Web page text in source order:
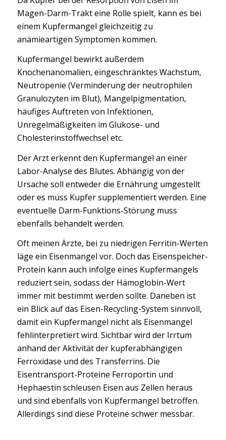
Magen-Darm-Trakt eine Rolle spielt, kann es bei
einem Kupfermangel gleichzeitig zu
anämieartigen Symptomen kommen.
Kupfermangel bewirkt außerdem
Knochenanomalien, eingeschränktes Wachstum,
Neutropenie (Verminderung der neutrophilen
Granulozyten im Blut), Mangelpigmentation,
häufiges Auftreten von Infektionen,
Unregelmäßigkeiten im Glukose- und
Cholesterinstoffwechsel etc.
Der Arzt erkennt den Kupfermangel an einer
Labor-Analyse des Blutes. Abhängig von der
Ursache soll entweder die Ernährung umgestellt
oder es muss Kupfer supplementiert werden. Eine
eventuelle Darm-Funktions-Störung muss
ebenfalls behandelt werden.
Oft meinen Ärzte, bei zu niedrigen Ferritin-Werten
läge ein Eisenmangel vor. Doch das Eisenspeicher-
Protein kann auch infolge eines Kupfermangels
reduziert sein, sodass der Hämoglobin-Wert
immer mit bestimmt werden sollte. Daneben ist
ein Blick auf das Eisen-Recycling-System sinnvoll,
damit ein Kupfermangel nicht als Eisenmangel
fehlinterpretiert wird. Sichtbar wird der Irrtum
anhand der Aktivität der kupferabhängigen
Ferroxidase und des Transferrins. Die
Eisentransport-Proteine Ferroportin und
Hephaestin schleusen Eisen aus Zellen heraus
und sind ebenfalls von Kupfermangel betroffen.
Allerdings sind diese Proteine schwer messbar.